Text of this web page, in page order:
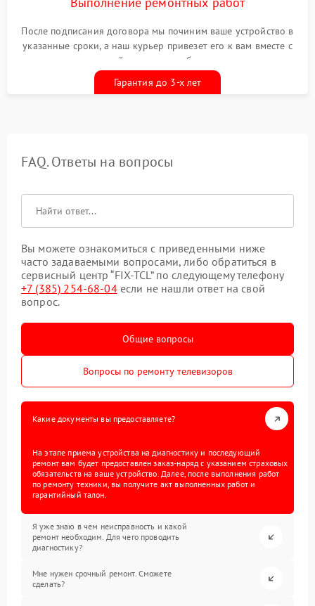
После подписания договора мы починим ваше устройство в
указанные сроки, а наш курьер привезет его к вам вместе с
гарантийным талоном бесплатно
Гарантия до 3-х лет
FAQ. Ответы на вопросы
Вы можете ознакомиться с приведенными ниже
часто задаваемыми вопросами, либо обратиться в
сервисный центр “FIX-TCL” по следующему телефону
+7 (385) 254-68-04если не нашли ответ на свой
вопрос.
Общие вопросы
Вопросы по ремонту телевизоров
Какие документы вы предоставляете?
На этапе приема устройства на диагностику и последующий
ремонт вам будет предоставлен заказ-наряд с указанием страховых
обязательств на ваше устройство. Далее, после выполнения работ
по ремонту техники, вы получите акт выполненных работ и
гарантийный талон.
Я уже знаю в чем неисправность и какой
ремонт необходим. Для чего проводить
диагностику?
Мне нужен срочный ремонт. Сможете
сделать?